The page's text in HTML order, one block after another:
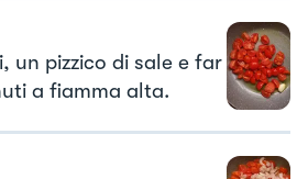
un pizzico di sale e far
a fiamma alta.